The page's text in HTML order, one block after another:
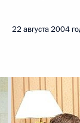
22 августа 2004